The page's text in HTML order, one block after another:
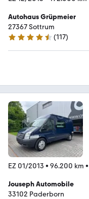
Autohaus Grüpmeier
27367 Sottrum
4.5 Sterne
(117)
EZ 01/2013 • 96.200 km •
Jouseph Automobile
33102 Paderborn